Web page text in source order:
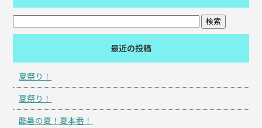
最近の投稿
夏祭り！
夏祭り！
酷暑の夏！夏本番！